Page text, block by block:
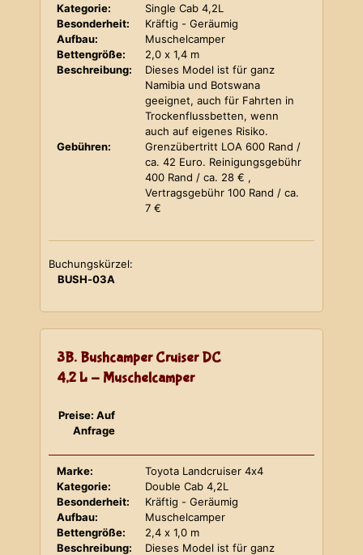
Kategorie:
Single Cab 4,2L
Besonderheit:
Kräftig - Geräumig
Aufbau:
Muschelcamper
Bettengröße:
2,0 x 1,4 m
Beschreibung:
Dieses Model ist für ganz
Namibia und Botswana
geeignet, auch für Fahrten in
Trockenflussbetten, wenn
auch auf eigenes Risiko.
Gebühren:
Grenzübertritt LOA 600 Rand /
ca. 42 Euro. Reinigungsgebühr
400 Rand / ca. 28 € ,
Vertragsgebühr 100 Rand / ca.
7 €
Buchungskürzel:
BUSH-03A
3B. Bushcamper Cruiser DC
4,2 L - Muschelcamper
Preise: Auf
Anfrage
Marke:
Toyota Landcruiser 4x4
Kategorie:
Double Cab 4,2L
Besonderheit:
Kräftig - Geräumig
Aufbau:
Muschelcamper
Bettengröße:
2,4 x 1,0 m
Beschreibung:
Dieses Model ist für ganz